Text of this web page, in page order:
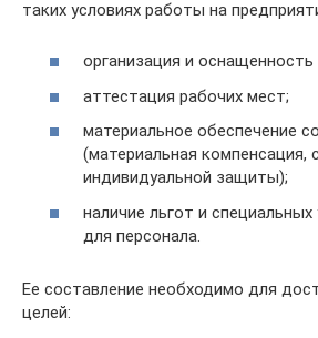
таких условиях работы на
организация и оснащенность
аттестация рабочих мест;
материальное обеспечение
(материальная компенсация,
индивидуальной защиты);
наличие льгот и
для персонала.
Ее составление необходимо для
целей: